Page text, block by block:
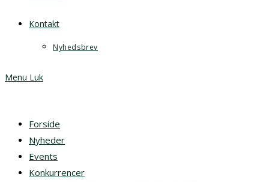
Kontakt
Nyhedsbrev
Menu Luk
Forside
Nyheder
Events
Konkurrencer